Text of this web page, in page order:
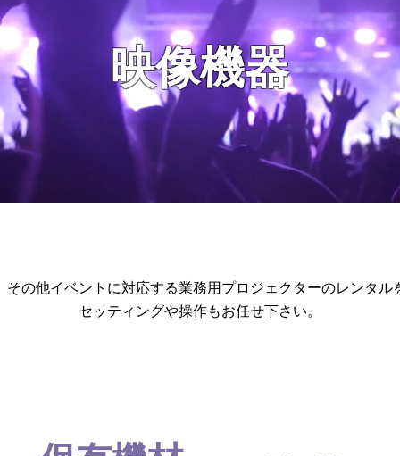
​映像機器
の他イベントに対応する業務用プロジェクターのレンタル
​セッティングや操作もお任せ下さい。